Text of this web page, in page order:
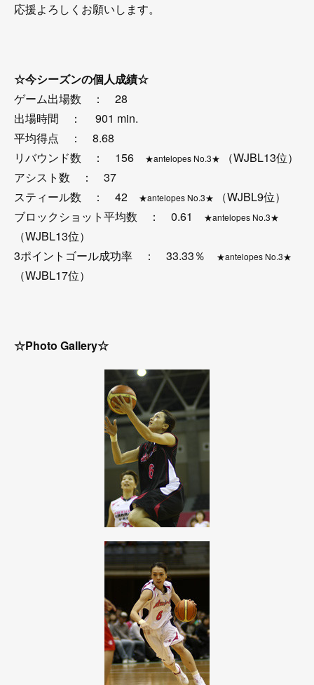
応援よろしくお願いします。
☆今シーズンの個人成績☆
ゲーム出場数 ： 28
出場時間 ： 901 min.
平均得点 ： 8.68
リバウンド数 ： 156
★antelopes No.3★
（WJBL13位）
アシスト数 ： 37
スティール数 ： 42
★antelopes No.3★
（WJBL9位）
ブロックショット平均数 ： 0.61
★antelopes No.3★
（WJBL13位）
3ポイントゴール成功率 ： 33.33％
★antelopes No.3★
（WJBL17位）
☆Photo Gallery☆